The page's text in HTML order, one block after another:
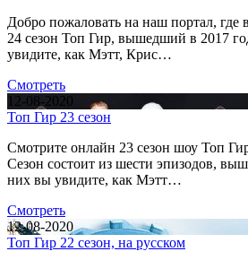
Добро пожаловать на наш портал, где
24 сезон Топ Гир, вышедший в 2017
увидите, как Мэтт, Крис…
Смотреть
12-08-2020
Топ Гир 23 сезон
Смотрите онлайн 23 сезон шоу Топ
Сезон состоит из шести эпизодов,
них вы увидите, как Мэтт…
Смотреть
12-08-2020
Топ Гир 22 сезон, на русском